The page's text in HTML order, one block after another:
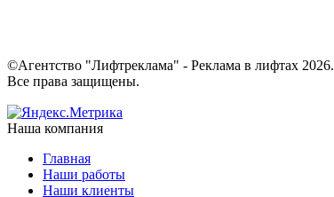
©Агентство "Лифтреклама" - Реклама в лифтах 2026.
Все права защищены.
Наша компания
Главная
Наши работы
Наши клиенты